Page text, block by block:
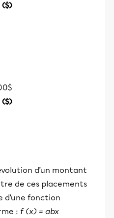
($)
($)
d’un montant
de ces placements
d’une fonction
: f (x) = abx